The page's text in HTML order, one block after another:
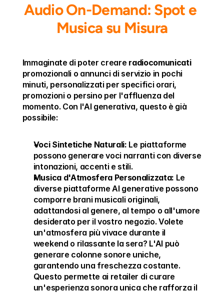
Audio On-Demand: Spot e
Musica su Misura
Immaginate di poter creare radiocomunicati
promozionali o annunci di servizio in pochi
minuti, personalizzati per specifici orari,
promozioni o persino per l'affluenza del
momento. Con l'AI generativa, questo è già
possibile:
Voci Sintetiche Naturali: Le piattaforme
possono generare voci narranti con diverse
intonazioni, accenti e stili.
Musica d'Atmosfera Personalizzata: Le
diverse piattaforme AI generative possono
comporre brani musicali originali,
adattandosi al genere, al tempo o all'umore
desiderato per il vostro negozio. Volete
un'atmosfera più vivace durante il
weekend o rilassante la sera? L'AI può
generare colonne sonore uniche,
garantendo una freschezza costante.
Questo permette ai retailer di curare
un'esperienza sonora unica che rafforza il